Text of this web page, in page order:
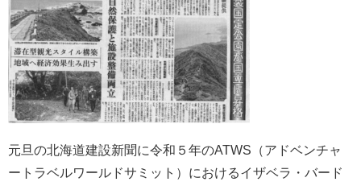
元旦の北海道建設新聞に令和５年のATWS（アドベンチャ
ートラベルワールドサミット）におけるイザベラ・バード